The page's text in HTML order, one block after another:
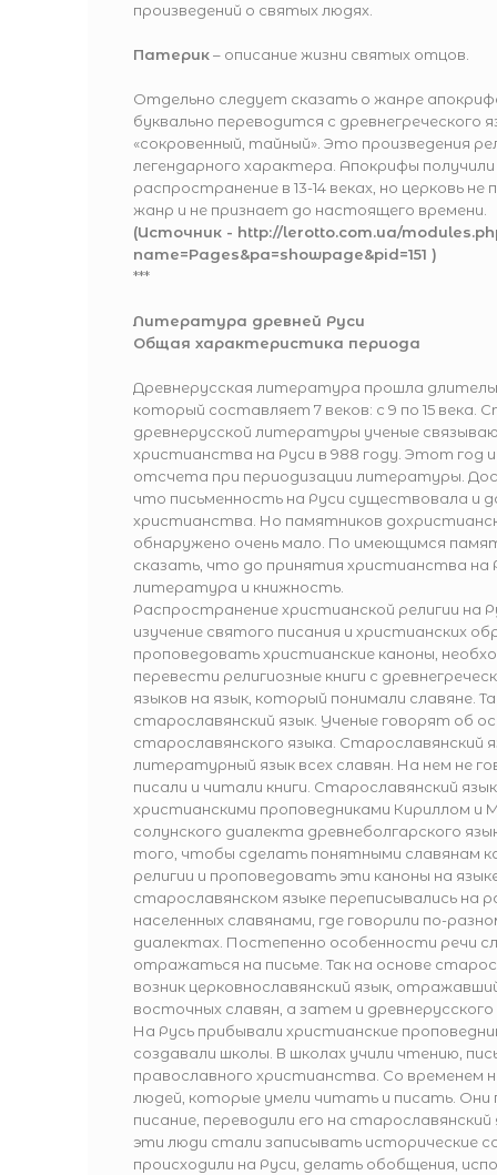
произведений о святых людях.
Патерик– описание жизни святых отцов.
Отдельно следует сказать о жанре
буквально переводится с древнегреческого
«сокровенный, тайный». Это произведения
легендарного характера. Апокрифы
распространение в 13-14 веках, но церковь
жанр и не признает до настоящего времени.
(Источник - http://lerotto.com.ua/
name=Pages&pa=showpage&pid=151 )
***
Литература древней Руси
Общая характеристика периода
Древнерусская литература прошла
который составляет 7 веков: с 9 по 15 века.
древнерусской литературы ученые
христианства на Руси в 988 году. Этот год
отсчета при периодизации литературы.
что письменность на Руси существовала и
христианства. Но памятников
обнаружено очень мало. По имеющимся
сказать, что до принятия христианства на
литература и книжность.
Распространение христианской религии на
изучение святого писания и христианских
проповедовать христианские каноны,
перевести религиозные книги с
языков на язык, который понимали славяне.
старославянский язык. Ученые говорят об
старославянского языка. Старославянский
литературный язык всех славян. На нем не
писали и читали книги. Старославянский
христианскими проповедниками Кириллом и
солунского диалекта древнеболгарского
того, чтобы сделать понятными славянам
религии и проповедовать эти каноны на
старославянском языке переписывались на
населенных славянами, где говорили по-
диалектах. Постепенно особенности речи
отражаться на письме. Так на основе
возник церковнославянский язык,
восточных славян, а затем и древнерусского
На Русь прибывали христианские
создавали школы. В школах учили чтению,
православного христианства. Со временем
людей, которые умели читать и писать. Они
писание, переводили его на
эти люди стали записывать исторические
происходили на Руси, делать обобщения,